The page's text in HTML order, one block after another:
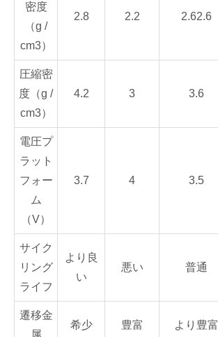
密度
（g /
cm3）
2.8 2.2 2.62.6
圧縮密
度（g /
cm3）
4.2 3 3.6
電圧プ
ラット
フォー
ム
（V）
3.7 4 3.5
サイク
リング
ライフ
より良
い
悪い 普通
遷移金
希少 豊富 より豊富